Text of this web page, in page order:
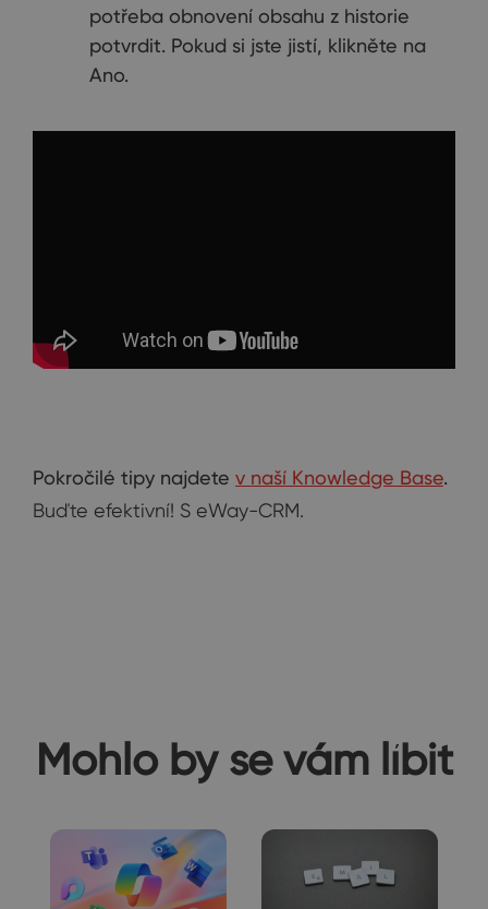
potřeba obnovení obsahu z historie
potvrdit. Pokud si jste jistí, klikněte na
Ano.
Pokročilé tipy najdete v naší Knowledge Base.
Buďte efektivní! S eWay-CRM.
Mohlo by se vám líbit